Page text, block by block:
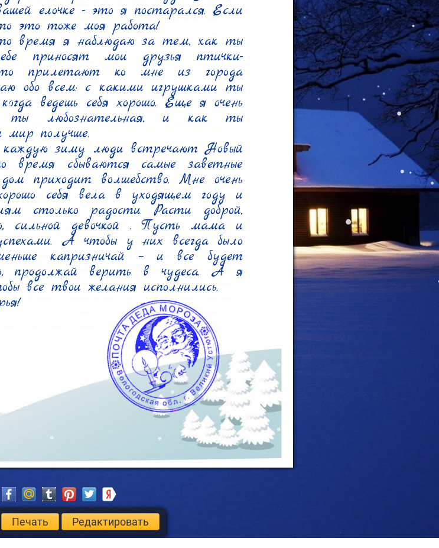
елочке - это я постарался. Если
это тоже моя работа!
время я наблюдаю за тем, как ты
приносят мои друзья птички-
прилетают ко мне из города
обо всем: с какими игрушками ты
ведешь себя хорошо. Еще я очень
ты любознательная, и как ты
получше.
зиму люди встречают Новый
сбываются самые заветные
приходит волшебство. Мне очень
себя вела в уходящем году и
столько радости. Расти доброй,
сильной девочкой . Пусть мама и
А чтобы у них всегда было
капризничай – и все будет
продолжай верить в чудеса. А я
все твои желания исполнились.
Печать Редактировать